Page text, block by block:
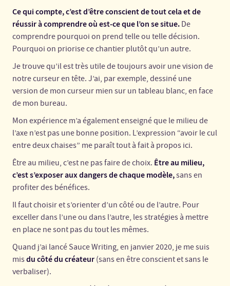
Ce qui compte, c’est d’être conscient de tout cela et de
réussir à comprendre où est-ce que l’on se situe. De
comprendre pourquoi on prend telle ou telle décision.
Pourquoi on priorise ce chantier plutôt qu’un autre.
Je trouve qu’il est très utile de toujours avoir une vision de
notre curseur en tête. J’ai, par exemple, dessiné une
version de mon curseur mien sur un tableau blanc, en face
de mon bureau.
Mon expérience m’a également enseigné que le milieu de
l’axe n’est pas une bonne position. L’expression “avoir le cul
entre deux chaises” me paraît tout à fait à propos ici.
Être au milieu, c’est ne pas faire de choix. Être au milieu,
c’est s’exposer aux dangers de chaque modèle,sans en
profiter des bénéfices.
Il faut choisir et s’orienter d’un côté ou de l’autre. Pour
exceller dans l’une ou dans l’autre, les stratégies à mettre
en place ne sont pas du tout les mêmes.
Quand j’ai lancé Sauce Writing, en janvier 2020, je me suis
misdu côté du créateur (sans en être conscient et sans le
verbaliser).